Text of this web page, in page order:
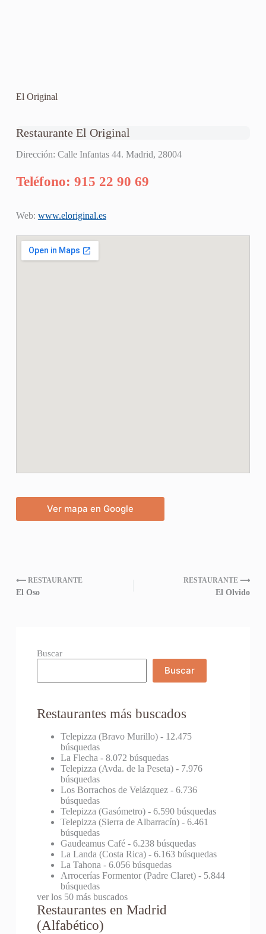
El Original
Restaurante El Original
Dirección: Calle Infantas 44. Madrid, 28004
Teléfono: 915 22 90 69
Web: www.eloriginal.es
Ver mapa en Google
⟵ RESTAURANTE
El Oso
RESTAURANTE ⟶
El Olvido
Buscar
Buscar
Restaurantes más buscados
Telepizza (Bravo Murillo)- 12.475
búsquedas
La Flecha - 8.072 búsquedas
Telepizza (Avda. de la Peseta)- 7.976
búsquedas
Los Borrachos de Velázquez- 6.736
búsquedas
Telepizza (Gasómetro)- 6.590 búsquedas
Telepizza (Sierra de Albarracín)- 6.461
búsquedas
Gaudeamus Café- 6.238 búsquedas
La Landa (Costa Rica)- 6.163 búsquedas
La Tahona - 6.056 búsquedas
Arrocerías Formentor (Padre Claret)- 5.844
búsquedas
ver los 50 más buscados
Restaurantes en Madrid
(Alfabético)